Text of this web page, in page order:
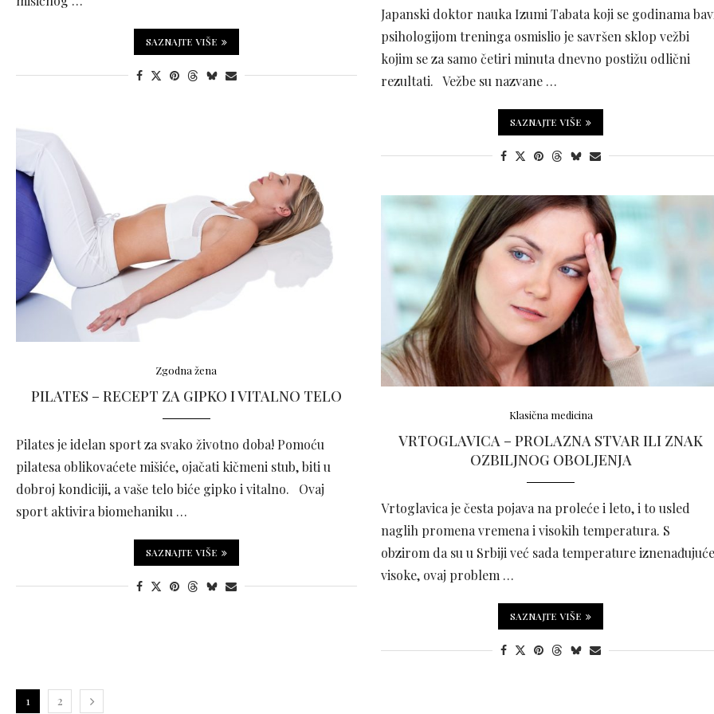
SAZNAJTE VIŠE
Japanski doktor nauka Izumi Tabata koji se godinama
psihologijom treninga osmislio je savršen sklop vežbi
kojim se za samo četiri minuta dnevno postižu odlični
rezultati. Vežbe su nazvane …
SAZNAJTE VIŠE
Zgodna žena
PILATES – RECEPT ZA GIPKO I VITALNO TELO
Pilates je idelan sport za svako životno doba! Pomoću
pilatesa oblikovaćete mišiće, ojačati kičmeni stub, biti u
dobroj kondiciji, a vaše telo biće gipko i vitalno. Ovaj
sport aktivira biomehaniku …
SAZNAJTE VIŠE
Klasična medicina
VRTOGLAVICA – PROLAZNA STVAR ILI ZNAK
OZBILJNOG OBOLJENJA
Vrtoglavica je česta pojava na proleće i leto, i to usled
naglih promena vremena i visokih temperatura. S
obzirom da su u Srbiji već sada temperature iznenađujuće
visoke, ovaj problem …
SAZNAJTE VIŠE
1 2